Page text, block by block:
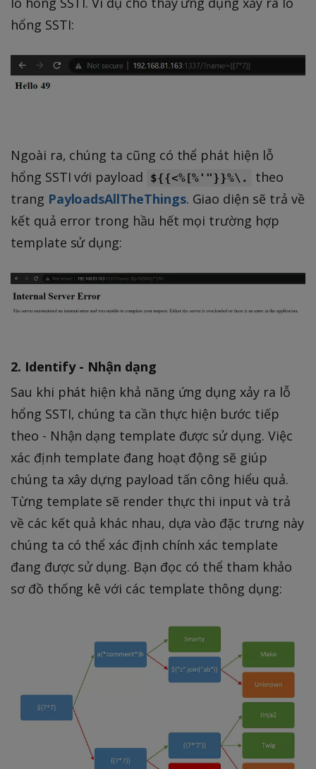
4
hổng SSTI:
Ngoài ra, chúng ta cũng có thể phát hiện lỗ
hổng SSTI với payload
${{<%[%'"}}%\.
theo
trang PayloadsAllTheThings. Giao diện sẽ trả về
kết quả error trong hầu hết mọi trường hợp
template sử dụng:
2. Identify - Nhận dạng
Sau khi phát hiện khả năng ứng dụng xảy ra lỗ
hổng SSTI, chúng ta cần thực hiện bước tiếp
theo - Nhận dạng template được sử dụng. Việc
xác định template đang hoạt động sẽ giúp
chúng ta xây dựng payload tấn công hiểu quả.
Từng template sẽ render thực thi input và trả
về các kết quả khác nhau, dựa vào đặc trưng này
chúng ta có thể xác định chính xác template
đang được sử dụng. Bạn đọc có thể tham khảo
sơ đồ thống kê với các template thông dụng: